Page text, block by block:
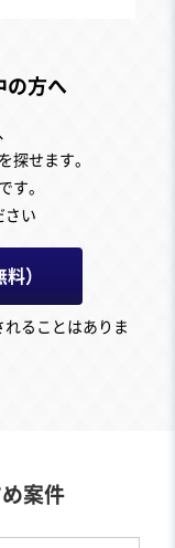
の方へ
探せます。
す。
さい
）
ることはありま
案件